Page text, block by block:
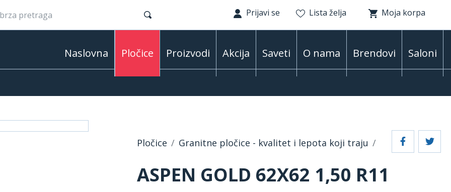
Prijavi se Lista želja Moja korpa
Naslovna Pločice Proizvodi Akcija Saveti O nama Brendovi Saloni
Pločice Granitne pločice - kvalitet i lepota koji traju
ASPEN GOLD 62X62 1,50 R11